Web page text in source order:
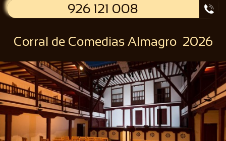
926 121 008 
Corral de Comedias Almagro 2026